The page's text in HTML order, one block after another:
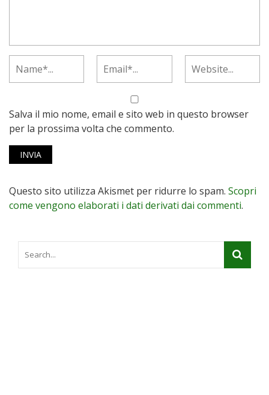
Salva il mio nome, email e sito web in questo browser
per la prossima volta che commento.
Questo sito utilizza Akismet per ridurre lo spam. Scopri
come vengono elaborati i dati derivati dai commenti.